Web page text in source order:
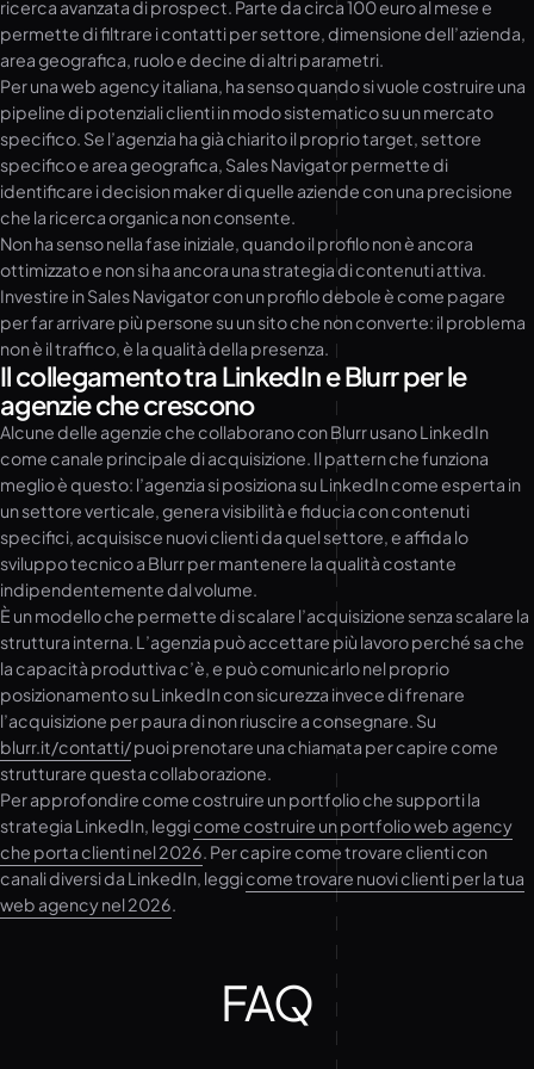
ricerca avanzata di prospect. Parte da circa 100 euro al mese e
permette di filtrare i contatti per settore, dimensione dell’azienda,
area geografica, ruolo e decine di altri parametri.
Per una web agency italiana, ha senso quando si vuole costruire una
pipeline di potenziali clienti in modo sistematico su un mercato
specifico. Se l’agenzia ha già chiarito il proprio target, settore
specifico e area geografica, Sales Navigator permette di
identificare i decision maker di quelle aziende con una precisione
che la ricerca organica non consente.
Non ha senso nella fase iniziale, quando il profilo non è ancora
ottimizzato e non si ha ancora una strategia di contenuti attiva.
Investire in Sales Navigator con un profilo debole è come pagare
per far arrivare più persone su un sito che non converte: il problema
non è il traffico, è la qualità della presenza.
Il collegamento tra LinkedIn e Blurr per le
agenzie che crescono
Alcune delle agenzie che collaborano con Blurr usano LinkedIn
come canale principale di acquisizione. Il pattern che funziona
meglio è questo: l’agenzia si posiziona su LinkedIn come esperta in
un settore verticale, genera visibilità e fiducia con contenuti
specifici, acquisisce nuovi clienti da quel settore, e affida lo
sviluppo tecnico a Blurr per mantenere la qualità costante
indipendentemente dal volume.
È un modello che permette di scalare l’acquisizione senza scalare la
struttura interna. L’agenzia può accettare più lavoro perché sa che
la capacità produttiva c’è, e può comunicarlo nel proprio
posizionamento su LinkedIn con sicurezza invece di frenare
l’acquisizione per paura di non riuscire a consegnare. Su
blurr.it/contatti/puoi prenotare una chiamata per capire come
strutturare questa collaborazione.
Per approfondire come costruire un portfolio che supporti la
strategia LinkedIn, leggicome costruire un portfolio web agency
che porta clienti nel 2026. Per capire come trovare clienti con
canali diversi da LinkedIn, leggicome trovare nuovi clienti per la tua
web agency nel 2026.
FAQ